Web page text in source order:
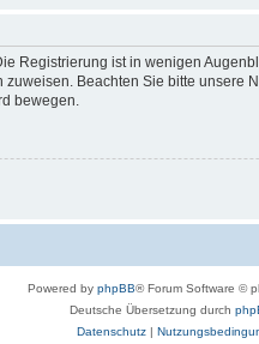
Registrierung ist in wenigen
Beachten Sie bitte
bewegen.
Powered by phpBB® Forum Software ©
Deutsche Übersetzung durch
Datenschutz|